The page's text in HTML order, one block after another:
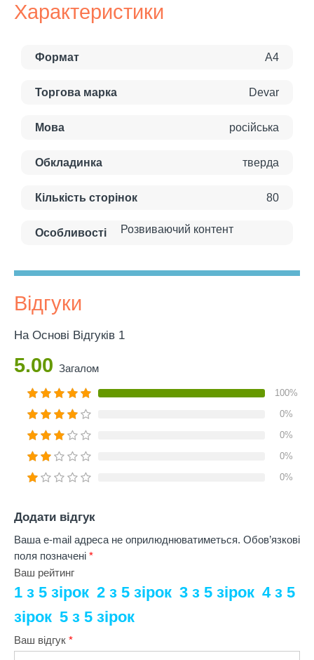
Характеристики
Формат А4
Торгова марка Devar
Мова російська
Обкладинка тверда
Кількість сторінок 80
Особливості Розвиваючий контент
Відгуки
На Основі Відгуків 1
5.00 Загалом
100%
0%
0%
0%
0%
Додати відгук
Ваша e-mail адреса не оприлюднюватиметься. Обов’язкові
поля позначені *
Ваш рейтинг
1 з 5 зірок 2 з 5 зірок 3 з 5 зірок 4 з 5
зірок 5 з 5 зірок
Ваш відгук *